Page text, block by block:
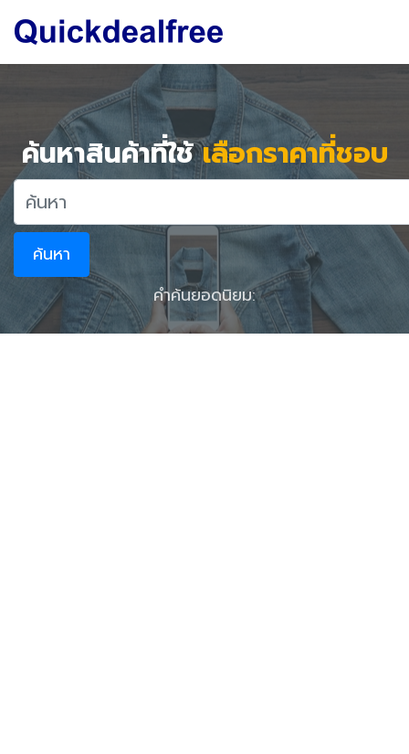
ค้นหาสินค้าที่ใช้เลือกราคาที่ชอบ
ค้นหา
คำค้นยอดนิยม: